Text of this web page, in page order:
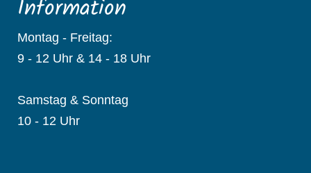
Information
Montag - Freitag:
9 - 12 Uhr & 14 - 18 Uhr
Samstag & Sonntag
10 - 12 Uhr